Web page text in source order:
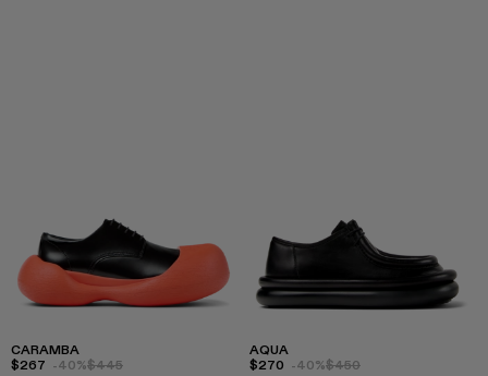
CARAMBA
$267 -40%$445
AQUA
$270 -40%$450